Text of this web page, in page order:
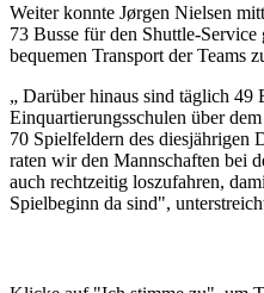
Weiter konnte Jørgen Nielsen
73 Busse für den Shuttle-
bequemen Transport der Teams
„ Darüber hinaus sind täglich 49
Einquartierungsschulen über
70 Spielfeldern des diesjährigen
raten wir den Mannschaften bei
auch rechtzeitig loszufahren,
Spielbeginn da sind",